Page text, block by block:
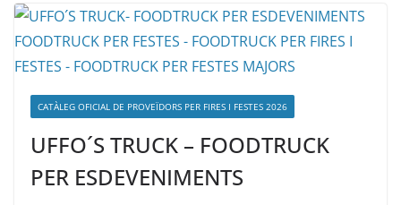
CATÀLEG OFICIAL DE PROVEÏDORS PER FIRES I FESTES 2026
UFFO´S TRUCK – FOODTRUCK
PER ESDEVENIMENTS